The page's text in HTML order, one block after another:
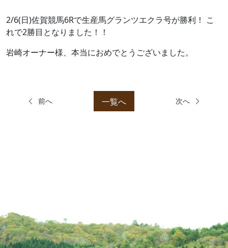
2/6(日)佐賀競馬6Rで生産馬グランツエクラ号が勝利！ こ
れで2勝目となりました！！
岩崎オーナー様、本当におめでとうございました。
前へ 一覧へ 次へ